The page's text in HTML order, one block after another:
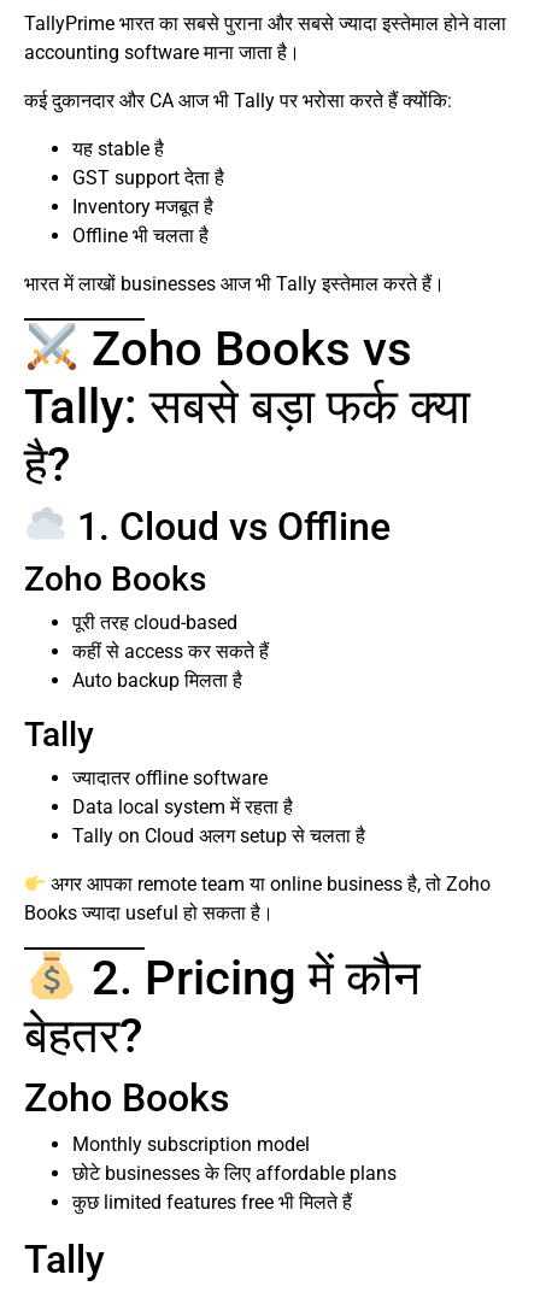
TallyPrime भारत का सबसे पुराना और सबसे ज्यादा इस्तेमाल होने वाला
accounting software माना जाता है।
कई दुकानदार और CA आज भी Tally पर भरोसा करते हैं क्योंकि:
यह stable है
GST support देता है
Inventory मजबूत है
Offline भी चलता है
भारत में लाखों businesses आज भी Tally इस्तेमाल करते हैं।
Zoho Books vs
Tally: सबसे बड़ा फर्क क्या
है?
1. Cloud vs Offline
Zoho Books
पूरी तरह cloud-based
कहीं से access कर सकते हैं
Auto backup मिलता है
Tally
ज्यादातर offline software
Data local system में रहता है
Tally on Cloud अलग setup से चलता है
अगर आपका remote team या online business है, तो Zoho
Books ज्यादा useful हो सकता है।
2. Pricing में कौन
बेहतर?
Zoho Books
Monthly subscription model
छोटे businesses के लिए affordable plans
कुछ limited features free भी मिलते हैं
Tally